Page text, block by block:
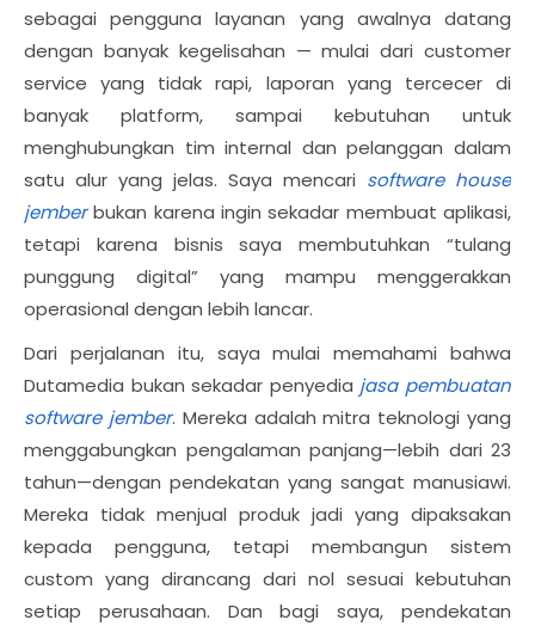
sebagai pengguna layanan yang awalnya datang
dengan banyak kegelisahan — mulai dari customer
service yang tidak rapi, laporan yang tercecer di
banyak platform, sampai kebutuhan untuk
menghubungkan tim internal dan pelanggan dalam
satu alur yang jelas. Saya mencari software house
jemberbukan karena ingin sekadar membuat aplikasi,
tetapi karena bisnis saya membutuhkan “tulang
punggung digital” yang mampu menggerakkan
operasional dengan lebih lancar.
Dari perjalanan itu, saya mulai memahami bahwa
Dutamedia bukan sekadar penyedia jasa pembuatan
software jember. Mereka adalah mitra teknologi yang
menggabungkan pengalaman panjang—lebih dari 23
tahun—dengan pendekatan yang sangat manusiawi.
Mereka tidak menjual produk jadi yang dipaksakan
kepada pengguna, tetapi membangun sistem
custom yang dirancang dari nol sesuai kebutuhan
setiap perusahaan. Dan bagi saya, pendekatan